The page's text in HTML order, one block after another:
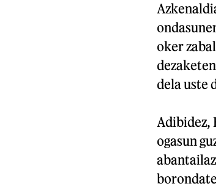
oker
dela uste
Adibidez,
ogasun